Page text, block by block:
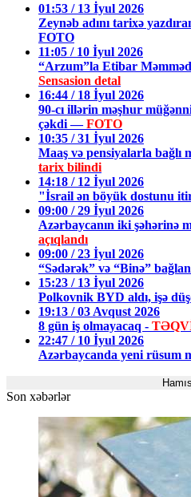
01:53 / 13 İyul 2026
Zeynəb adını tarixə
FOTO
11:05 / 10 İyul 2026
“Arzum”la Etibar
Sensasion detal
16:44 / 18 İyul 2026
90-cı illərin məşhur
çəkdi —FOTO
10:35 / 31 İyul 2026
Maaş və pensiyalarla bağlı
tarix bilindi
14:18 / 12 İyul 2026
"İsrail ən böyük dostunu
09:00 / 29 İyul 2026
Azərbaycanın iki şəhərinə
açıqlandı
09:00 / 23 İyul 2026
“Sədərək” və “Binə”
15:23 / 13 İyul 2026
Polkovnik BYD aldı, işə
19:13 / 03 Avqust 2026
8 gün iş olmayacaq -
22:47 / 10 İyul 2026
Azərbaycanda yeni rüsum
Son xəbərlər